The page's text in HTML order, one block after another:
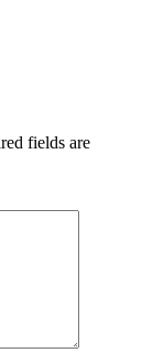
fields are